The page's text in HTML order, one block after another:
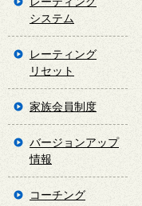
システム
レーティング
リセット
家族会員制度
バージョンアップ
情報
コーチング